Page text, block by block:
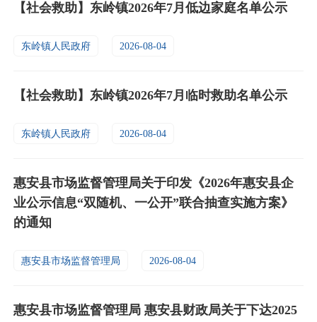
【社会救助】东岭镇2026年7月低边家庭名单公示
东岭镇人民政府 2026-08-04
【社会救助】东岭镇2026年7月临时救助名单公示
东岭镇人民政府 2026-08-04
惠安县市场监督管理局关于印发《2026年惠安县企
业公示信息“双随机、一公开”联合抽查实施方案》
的通知
惠安县市场监督管理局 2026-08-04
惠安县市场监督管理局 惠安县财政局关于下达2025